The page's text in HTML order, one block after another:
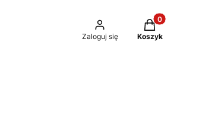
Zaloguj się
Produkty w
Koszyk